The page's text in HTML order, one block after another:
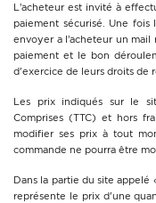
L’acheteur est invité à
paiement sécurisé. Une fois
envoyer a l’acheteur un
paiement et le bon
d'exercice de leurs droits de
Les prix indiqués sur le
Comprises (TTC) et hors
modifier ses prix à tout
commande ne pourra être
Dans la partie du site appelé
représente le prix d'une